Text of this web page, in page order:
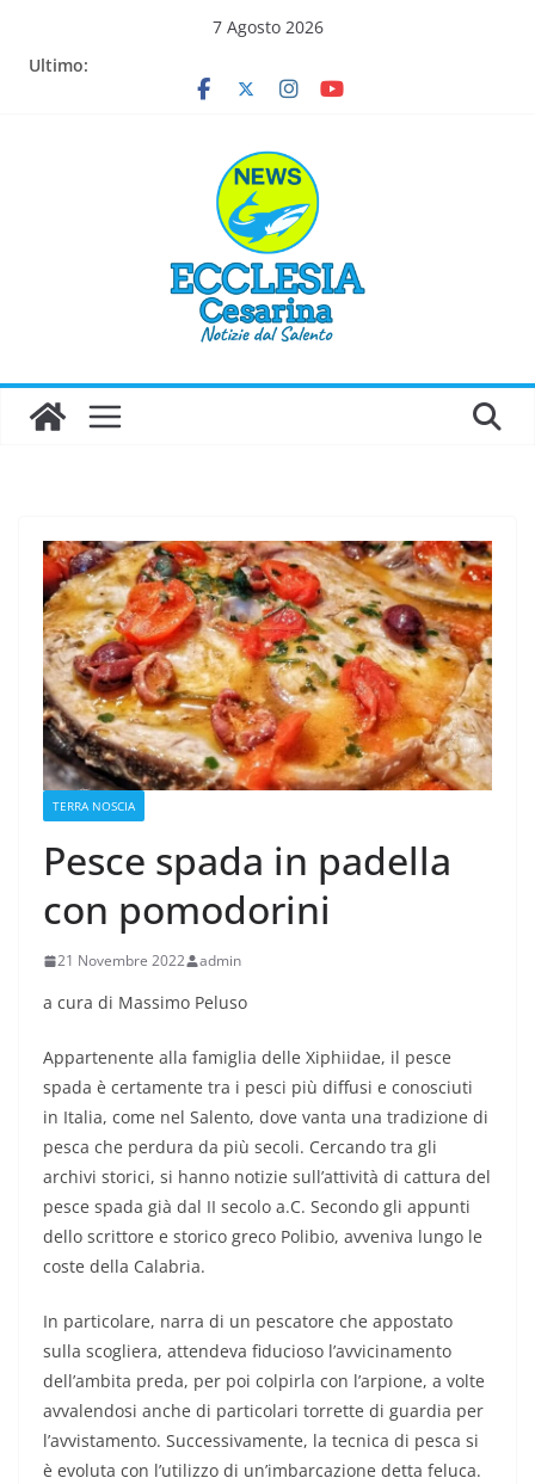
7 Agosto 2026
Ultimo:
TERRA NOSCIA
Pesce spada in padella
con pomodorini
21 Novembre 2022 admin
a cura di Massimo Peluso
Appartenente alla famiglia delle Xiphiidae, il pesce
spada è certamente tra i pesci più diffusi e conosciuti
in Italia, come nel Salento, dove vanta una tradizione di
pesca che perdura da più secoli. Cercando tra gli
archivi storici, si hanno notizie sull’attività di cattura del
pesce spada già dal II secolo a.C. Secondo gli appunti
dello scrittore e storico greco Polibio, avveniva lungo le
coste della Calabria.
In particolare, narra di un pescatore che appostato
sulla scogliera, attendeva fiducioso l’avvicinamento
dell’ambita preda, per poi colpirla con l’arpione, a volte
avvalendosi anche di particolari torrette di guardia per
l’avvistamento. Successivamente, la tecnica di pesca si
è evoluta con l’utilizzo di un’imbarcazione detta feluca.